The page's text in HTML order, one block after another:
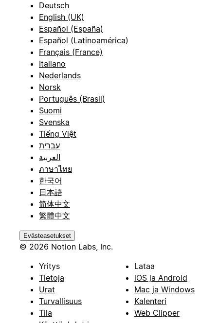
Deutsch
English (UK)
Español (España)
Español (Latinoamérica)
Français (France)
Italiano
Nederlands
Norsk
Português (Brasil)
Suomi
Svenska
Tiếng Việt
עברית
العربية
ภาษาไทย
한국어
日本語
简体中文
繁體中文
Evästeasetukset
© 2026 Notion Labs, Inc.
Yritys
Tietoja
Urat
Turvallisuus
Tila
Lataa
iOS ja Android
Mac ja Windows
Kalenteri
Web Clipper